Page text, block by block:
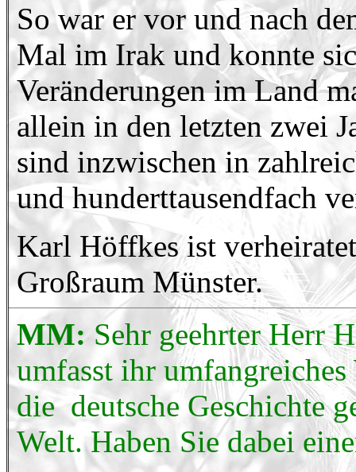
So war er vor und nach
Mal im Irak und konnte
Veränderungen im Land
allein in den letzten zwei
sind inzwischen in
und hunderttausendfach
Karl Höffkes ist
Großraum Münster.
MM: Sehr geehrter Herr
umfasst ihr
die deutsche Geschichte
Welt. Haben Sie dabei